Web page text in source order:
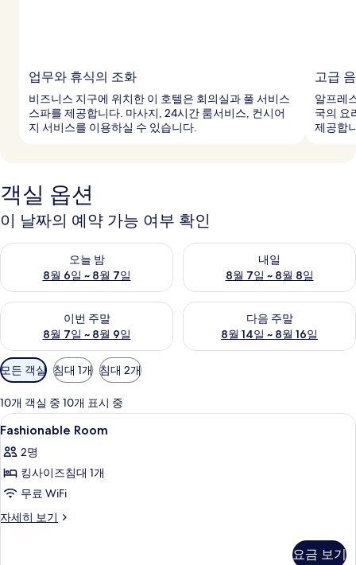
업무와 휴식의 조화
비즈니스 지구에 위치한 이 호텔은 회의실과 풀 서비스
스파를 제공합니다. 마사지, 24시간 룸서비스, 컨시어
지 서비스를 이용하실 수 있습니다.
고급
알프레
국의 요
제공합
객실 옵션
이 날짜의 예약 가능 여부 확인
오늘 밤
8월 6일 ~ 8월 7일
오늘 밤 예약 가능 여부 확인, 8월 6일 ~ 8월 7일
내일
8월 7일 ~ 8월 8일
내일 예약 가능 여부 확인, 8월
이번 주말
8월 7일 ~ 8월 9일
이번 주말 예약 가능 여부 확인, 8월 7일 ~ 8월 9일
다음 주말
8월 14일 ~ 8월 16일
다음 주말 예약 가능 여부 확인,
객
실
에
사
용
가
능
한
터
모든 객실 침대 1개 침대 2개
10개 객실 중 10개 표시 중
Fashionable
Room
사
진
모
두
8
Fashionable Room
2명
킹사이즈침대 1개
무료 WiFi
자세히 보기
Fashionable
요금 보기